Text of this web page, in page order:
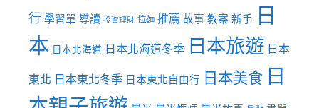
行 學習單 導讀 投資理財 拉麵 推薦 故事 教案 新手 日
本 日本北海道 日本北海道冬季 日本旅遊 日本
東北 日本東北冬季 日本東北自由行 日本美食 日